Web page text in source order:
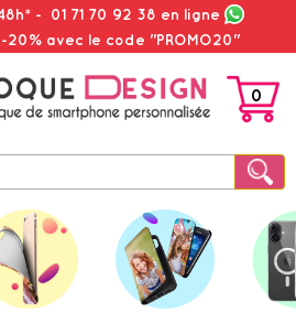
- 01 71 70 92 38 en ligne
avec le code "PROMO20"
PANIER
0